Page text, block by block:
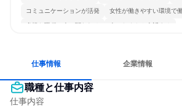
コミュニケーションが活発 女性が働きやすい環境で
多様な職種の人と関われる 人とたくさん会話する
仕事情報 企業情報
職種と仕事内容
仕事内容